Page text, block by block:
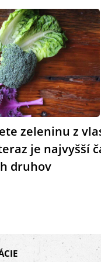
zeleninu z
je najvyšší
druhov